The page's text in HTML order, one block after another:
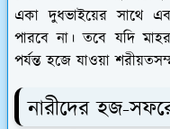
একা দুধভাইয়ের সাথে
পারবে না। তবে যদি
পর্যন্ত হজে যাওয়া
নারীদের হজ-